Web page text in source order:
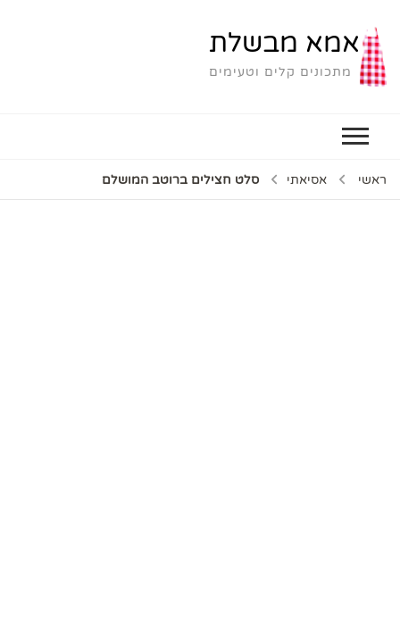
אמא מבשלת
מתכונים קלים וטעימים
ראשי אסיאתי סלט חצילים ברוטב המושלם